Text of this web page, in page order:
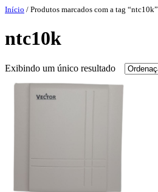
Pular
conteúdo
Início / Produtos marcados com a tag “ntc10k”
ntc10k
Exibindo um único resultado